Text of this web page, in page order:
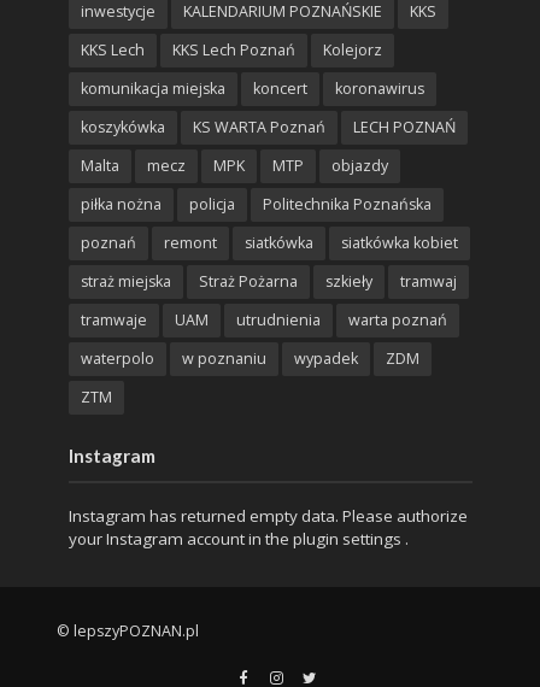
inwestycje
KALENDARIUM POZNAŃSKIE
KKS
KKS Lech
KKS Lech Poznań
Kolejorz
komunikacja miejska
koncert
koronawirus
koszykówka
KS WARTA Poznań
LECH POZNAŃ
Malta
mecz MPK MTP
objazdy
piłka nożna
policja
Politechnika Poznańska
poznań
remont siatkówka
siatkówka kobiet
straż miejska
Straż Pożarna szkieły
tramwaj
tramwaje
UAM utrudnienia
warta poznań
waterpolo
w poznaniu wypadek
ZDM
ZTM
Instagram
Instagram has returned empty data. Please authorize
your Instagram account in the plugin settings .
© lepszyPOZNAN.pl